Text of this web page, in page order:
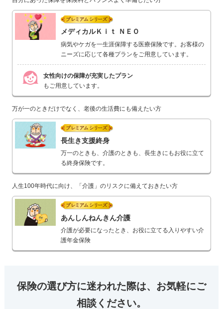
メディカルＫｉｔ ＮＥＯ
病気やケガを一生涯保障する医療保険です。お客様の
ニーズに応じて各種プランをご用意しています。
女性向けの保障が充実したプラン
もご用意しています。
万が一のときだけでなく、老後の生活費にも備えたい方
長生き支援終身
万一のときも、介護のときも、長生きにもお役に立て
る終身保険です。
人生100年時代に向け、「介護」のリスクに備えておきたい方
あんしんねんきん介護
介護が必要になったとき、お役に立てる入りやすい介
護年金保険
保険の選び方に迷われた際は、お気軽にご
相談ください。